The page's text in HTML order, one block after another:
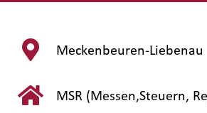
Meckenbeuren-Liebenau
MSR (Messen,Steuern,